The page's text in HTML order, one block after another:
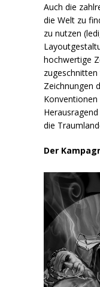
Auch die
die Welt zu
zu nutzen
hochwertige
Zeichnungen
Konventionen
die
Der